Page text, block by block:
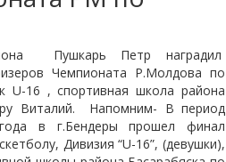
Пушкарь Петр наградил
Чемпионата Р.Молдова по
U-16 , спортивная школа района
Виталий. Напомним- В период
в г.Бендеры прошел финал
Дивизия “U-16”, (девушки),